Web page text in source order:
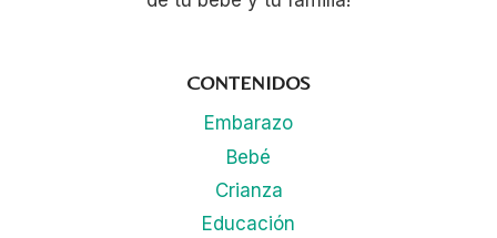
CONTENIDOS
Embarazo
Bebé
Crianza
Educación